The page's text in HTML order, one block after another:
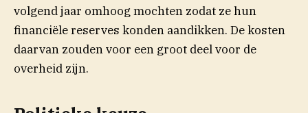
volgend jaar omhoog mochten zodat ze hun
financiële reserves konden aandikken. De kosten
daarvan zouden voor een groot deel voor de
overheid zijn.